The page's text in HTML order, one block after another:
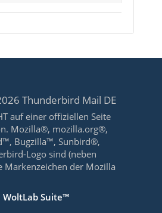
Thunderbird Mail DE
auf einer offiziellen Seite
Mozilla®, mozilla.org®,
Bugzilla™, Sunbird®,
Logo sind (neben
Markenzeichen der Mozilla
WoltLab Suite™